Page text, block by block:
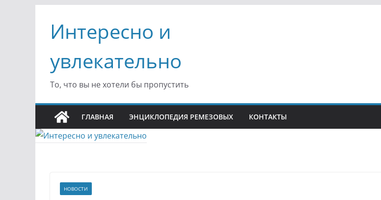
содержимому
Интересно и
увлекательно
То, что вы не хотели бы пропустить
ГЛАВНАЯ ЭНЦИКЛОПЕДИЯ РЕМЕЗОВЫХ КОНТАКТЫ
НОВОСТИ